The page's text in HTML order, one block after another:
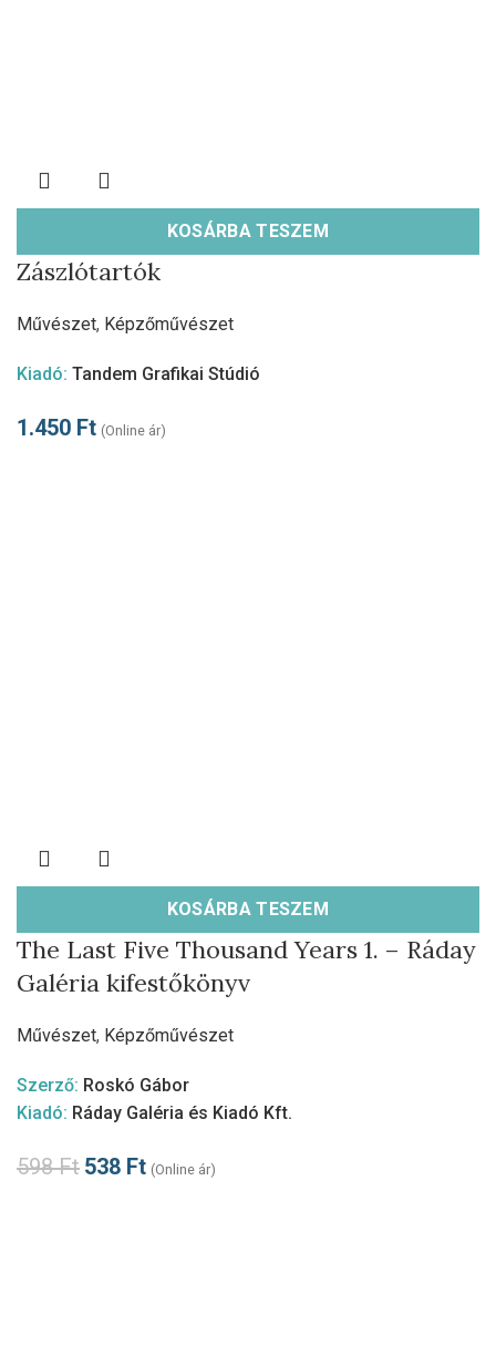
KOSÁRBA TESZEM
Zászlótartók
Művészet, Képzőművészet
Kiadó: Tandem Grafikai Stúdió
1.450 Ft (Online ár)
KOSÁRBA TESZEM
The Last Five Thousand Years 1. – Ráday
Galéria kifestőkönyv
Művészet, Képzőművészet
Szerző: Roskó Gábor
Kiadó: Ráday Galéria és Kiadó Kft.
598Ft 538 Ft (Online ár)